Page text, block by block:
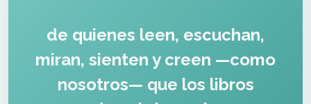
de quienes leen, escuchan,
miran, sienten y creen —como
nosotros— que los libros